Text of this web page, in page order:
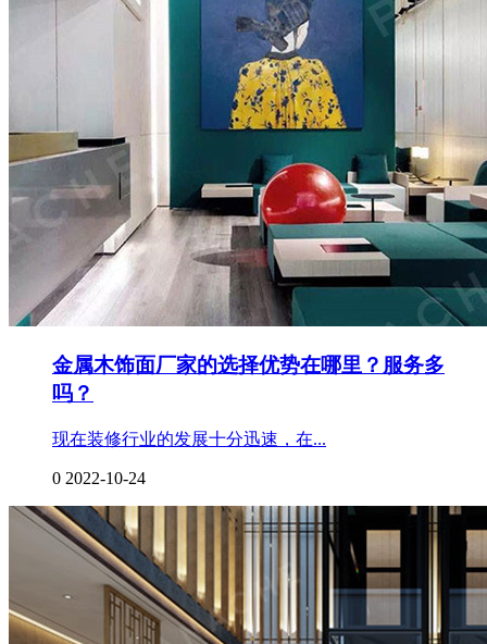
金属木饰面厂家的选择优势在哪里？服务多
吗？
现在装修行业的发展十分迅速，在...
0 2022-10-24